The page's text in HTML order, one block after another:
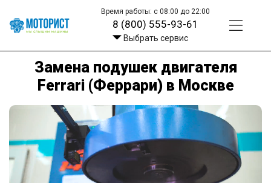
Время работы: с 08:00 до 22:00
8 (800) 555-93-61
Выбрать сервис
Замена подушек двигателя
Ferrari (Феррари) в Москве